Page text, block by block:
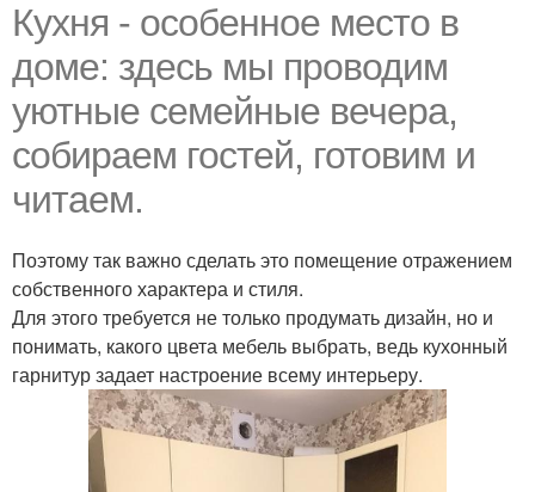
Кухня - особенное место в
доме: здесь мы проводим
уютные семейные вечера,
собираем гостей, готовим и
читаем.
Поэтому так важно сделать это помещение отражением
собственного характера и стиля.
Для этого требуется не только продумать дизайн, но и
понимать, какого цвета мебель выбрать, ведь кухонный
гарнитур задает настроение всему интерьеру.